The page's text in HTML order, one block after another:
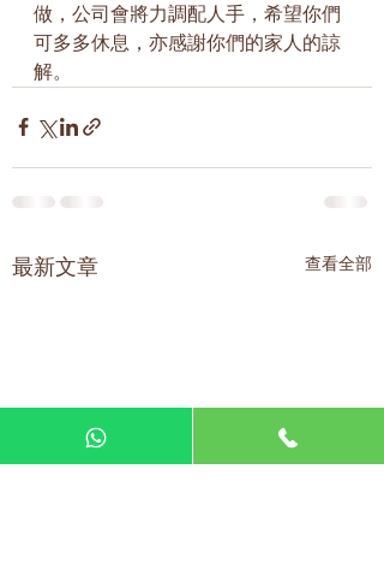
做，公司會將力調配人手，希望你們
可多多休息，亦感謝你們的家人的諒
解。
最新文章 查看全部